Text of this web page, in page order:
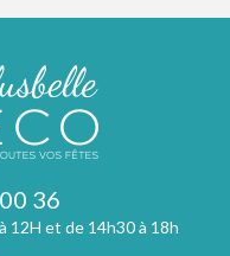
36
12H et de 14h30 à 18h